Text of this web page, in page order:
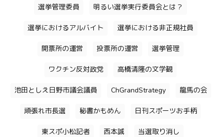
選挙管理委員 明るい選挙実行委員会とは？
選挙におけるアルバイト 選挙における非正規社員
開票所の運営 投票所の運営 選挙管理
ワクチン反対政党 高橋清隆の文学観
池田としえ日野市議会議員 ChGrandStrategy 龍馬の会
頑張れ市長選 秘書かもめん 日刊スポーツお手柄
東スポ小松記者 西本誠 当選取り消し